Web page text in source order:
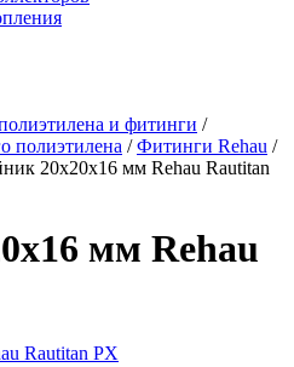
и фитинги /
полиэтилена / Фитинги Rehau /
20x20x16 мм Rehau Rautitan
мм Rehau